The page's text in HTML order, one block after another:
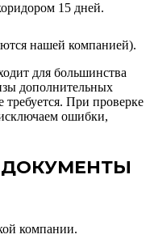
15 дней.
нашей компанией).
для большинства
дополнительных
требуется. При проверке
ошибки,
компании.